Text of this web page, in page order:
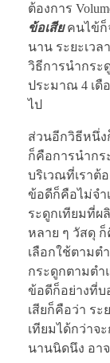
ต้องการ
ข้อเสียคนไข้ก็
นาน ระยะเว
วิธีการนำกระ
ประมาณ 4 เดื
ไป
ส่วนอีกวิธีหนึ่ง
ก็คือการนำกร
บริเวณที่เราต้
ข้อดีก็คือไม่จำ
ระดูกเทียมที่ผ
หลาย ๆ วัสดุ
เลือกใช้ตามต
กระดูกตามตำ
ข้อดีก็อย่างที่บ
เสียก็คือว่า ระ
เทียมได้กว่าจ
นานนิดนึง อาจ